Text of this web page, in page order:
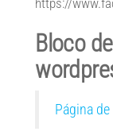
https://
Bloco
Página